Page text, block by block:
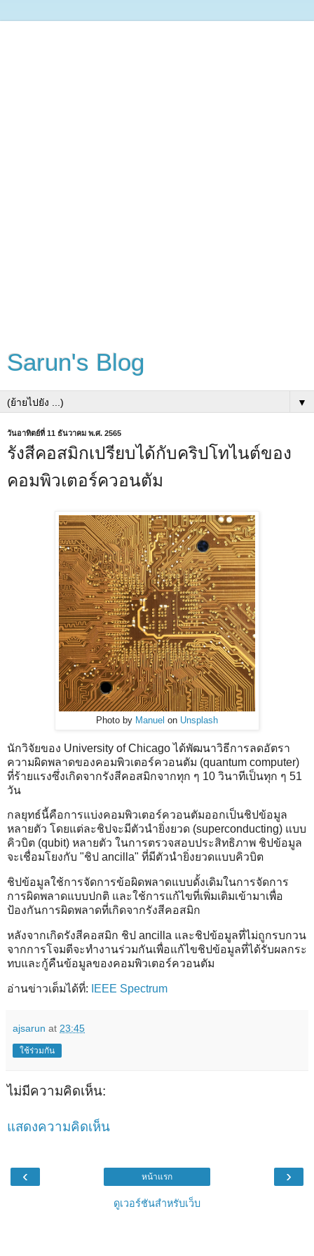
Sarun's Blog
▼
วันอาทิตย์ที่ 11 ธันวาคม พ.ศ. 2565
รังสีคอสมิกเปรียบได้กับคริปโทไนต์ของ
คอมพิวเตอร์ควอนตัม
Photo by Manuel on Unsplash
นักวิจัยของ University of Chicago ได้พัฒนาวิธีการลดอัตรา
ความผิดพลาดของคอมพิวเตอร์ควอนตัม (quantum computer)
ที่ร้ายแรงซึ่งเกิดจากรังสีคอสมิกจากทุก ๆ 10 วินาทีเป็นทุก ๆ 51
วัน
กลยุทธ์นี้คือการแบ่งคอมพิวเตอร์ควอนตัมออกเป็นชิปข้อมูล
หลายตัว โดยแต่ละชิปจะมีตัวนำยิ่งยวด (superconducting) แบบ
คิวบิต (qubit) หลายตัว ในการตรวจสอบประสิทธิภาพ ชิปข้อมูล
จะเชื่อมโยงกับ "ชิป ancilla" ที่มีตัวนำยิ่งยวดแบบคิวบิต
ชิปข้อมูลใช้การจัดการข้อผิดพลาดแบบดั้งเดิมในการจัดการ
การผิดพลาดแบบปกติ และใช้การแก้ไขที่เพิ่มเติมเข้ามาเพื่อ
ป้องกันการผิดพลาดที่เกิดจากรังสีคอสมิก
หลังจากเกิดรังสีคอสมิก ชิป ancilla และชิปข้อมูลที่ไม่ถูกรบกวน
จากการโจมตีจะทำงานร่วมกันเพื่อแก้ไขชิปข้อมูลที่ได้รับผลกระ
ทบและกู้คืนข้อมูลของคอมพิวเตอร์ควอนตัม
อ่านข่าวเต็มได้ที่: IEEE Spectrum
ajsarun at 23:45
ใช้ร่วมกัน
ไม่มีความคิดเห็น:
แสดงความคิดเห็น
‹ ›
หน้าแรก
ดูเวอร์ชันสำหรับเว็บ